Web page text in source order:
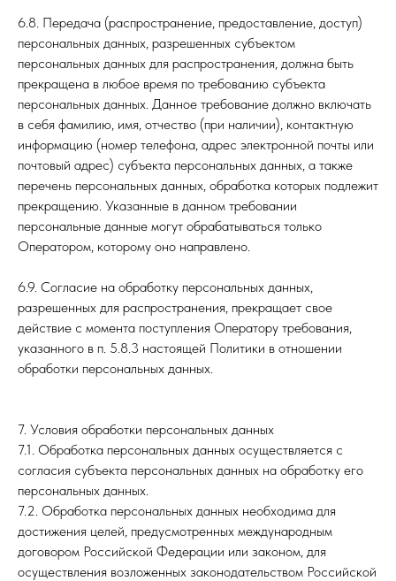
6.8. Передача (распространение, предоставление, доступ)
персональных данных, разрешенных субъектом
персональных данных для распространения, должна быть
прекращена в любое время по требованию субъекта
персональных данных. Данное требование должно включать
в себя фамилию, имя, отчество (при наличии), контактную
информацию (номер телефона, адрес электронной почты или
почтовый адрес) субъекта персональных данных, а также
перечень персональных данных, обработка которых подлежит
прекращению. Указанные в данном требовании
персональные данные могут обрабатываться только
Оператором, которому оно направлено.
6.9. Согласие на обработку персональных данных,
разрешенных для распространения, прекращает свое
действие с момента поступления Оператору требования,
указанного в п. 5.8.3 настоящей Политики в отношении
обработки персональных данных.
7. Условия обработки персональных данных
7.1. Обработка персональных данных осуществляется с
согласия субъекта персональных данных на обработку его
персональных данных.
7.2. Обработка персональных данных необходима для
достижения целей, предусмотренных международным
договором Российской Федерации или законом, для
осуществления возложенных законодательством Российской